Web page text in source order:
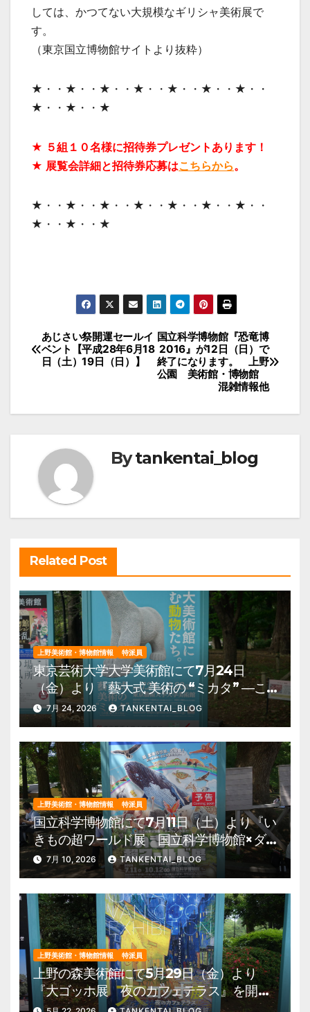
しては、かつてない大規模なギリシャ美術展で
す。
（東京国立博物館サイトより抜粋）
★・・★・・★・・★・・★・・★・・★・・
★・・★・・★
★ ５組１０名様に招待券プレゼントあります！
★ 展覧会詳細と招待券応募はこちらから。
★・・★・・★・・★・・★・・★・・★・・
★・・★・・★
投
稿
シ
ョ
ン
国立科学博物館『恐竜博
2016』が12日（日）で
終了になります。 上野
公園 美術館・博物館
混雑情報他
あじさい祭開運セールイ
ベント【平成28年6月18
日（土）19日（日）】
Bytankentai_blog
Related Post
上野美術館・博物館情報 特派員
東京芸術大学大学美術館にて7月24日
（金）より『藝大式 美術の “ミカタ” ―こ
の夏、藝大生になる―』を開催。 上野公
園 美術館・博物館 混雑情報他
7月 24, 2026 TANKENTAI_BLOG
上野美術館・博物館情報 特派員
国立科学博物館にて7月11日（土）より『い
きもの超ワールド展 国立科学博物館×ダ
ーウィンが来た！』を開催。 上野公園
美術館・博物館 混雑情報他
7月 10, 2026 TANKENTAI_BLOG
上野美術館・博物館情報 特派員
上野の森美術館にて5月29日（金）より
『大ゴッホ展 夜のカフェテラス』を開
催。 上野公園 美術館・博物館 混雑情